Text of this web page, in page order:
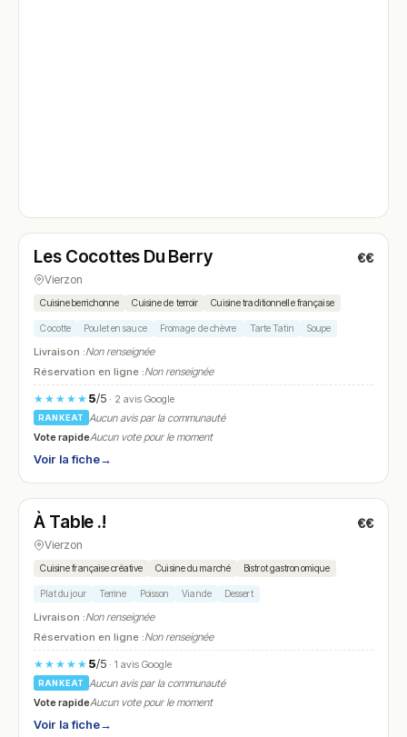
N° 4
Les Cocottes Du Berry €€
Vierzon
Cuisine berrichonne Cuisine de terroir Cuisine traditionnelle française
Cocotte Poulet en sauce Fromage de chèvre Tarte Tatin Soupe
Livraison :Non renseignée
Réservation en ligne :Non renseignée
★★★★★ 5/5· 2 avis Google
RANKEAT
Aucun avis par la communauté
Vote rapideAucun vote pour le moment
Voir la fiche→
N° 5
À Table .! €€
Vierzon
Cuisine française créative Cuisine du marché Bistrot gastronomique
Plat du jour Terrine Poisson Viande Dessert
Livraison :Non renseignée
Réservation en ligne :Non renseignée
★★★★★ 5/5· 1 avis Google
RANKEAT
Aucun avis par la communauté
Vote rapideAucun vote pour le moment
Voir la fiche→